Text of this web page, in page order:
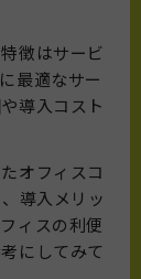
徴はサービ
最適なサー
導入コスト
オフィスコ
導入メリッ
ィスの利便
にしてみて